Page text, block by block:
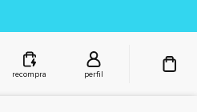
recompra perfil